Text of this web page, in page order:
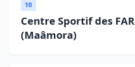
10
Centre Sportif des FAR
(Maâmora)